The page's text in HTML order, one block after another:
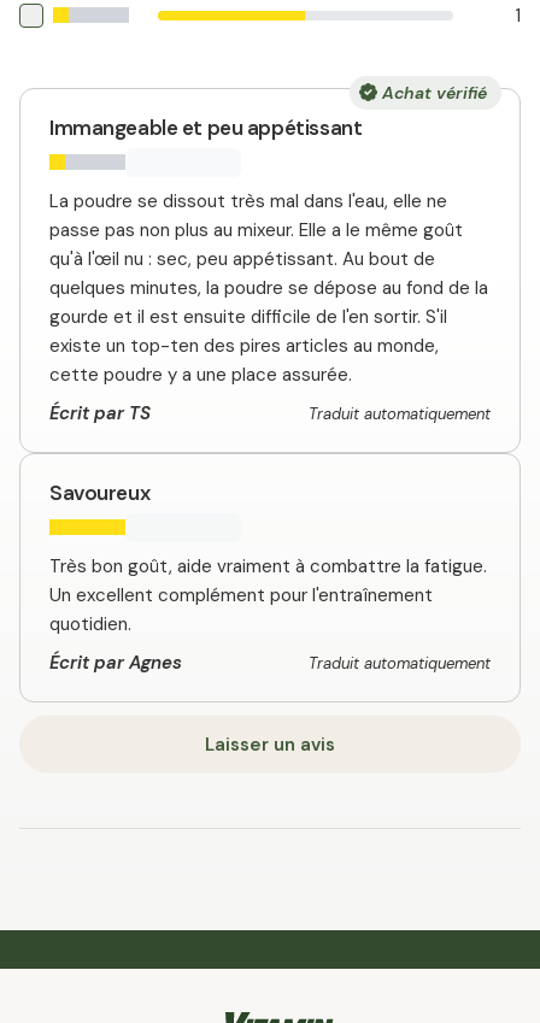
1
Achat vérifié
Immangeable et peu appétissant
La poudre se dissout très mal dans l'eau, elle ne
passe pas non plus au mixeur. Elle a le même goût
qu'à l'œil nu : sec, peu appétissant. Au bout de
quelques minutes, la poudre se dépose au fond de la
gourde et il est ensuite difficile de l'en sortir. S'il
existe un top-ten des pires articles au monde,
cette poudre y a une place assurée.
Écrit par TS
Traduit automatiquement
Savoureux
Très bon goût, aide vraiment à combattre la fatigue.
Un excellent complément pour l'entraînement
quotidien.
Écrit par Agnes
Traduit automatiquement
Laisser un avis